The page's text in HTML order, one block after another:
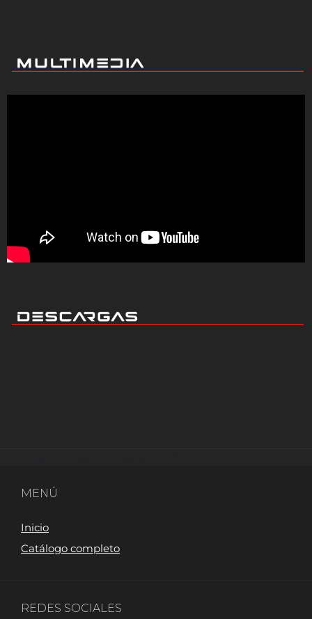
MENÚ
Inicio
Catálogo completo
REDES SOCIALES